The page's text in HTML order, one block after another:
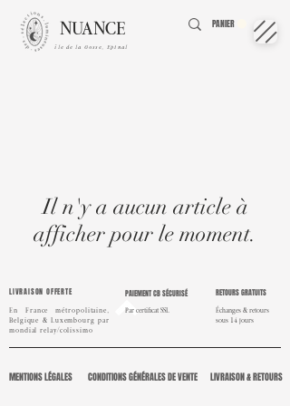
NUANCE PANIER
île de la Gosse, Epinal
Il n'y a aucun article à
afficher pour le moment.
LIVRAISON OFFERTE
En France métropolitaine,
Belgique & Luxembourg par
mondialrelay/colissimo
Par certificat SSL
PAIEMENT CB SÉCURISÉ RETOURS GRATUITS
Échanges & retours
sous 14 jours
MENTIONS LÉGALES CONDITIONS GÉNÉRALES DE VENTE LIVRAISON & RETOURS